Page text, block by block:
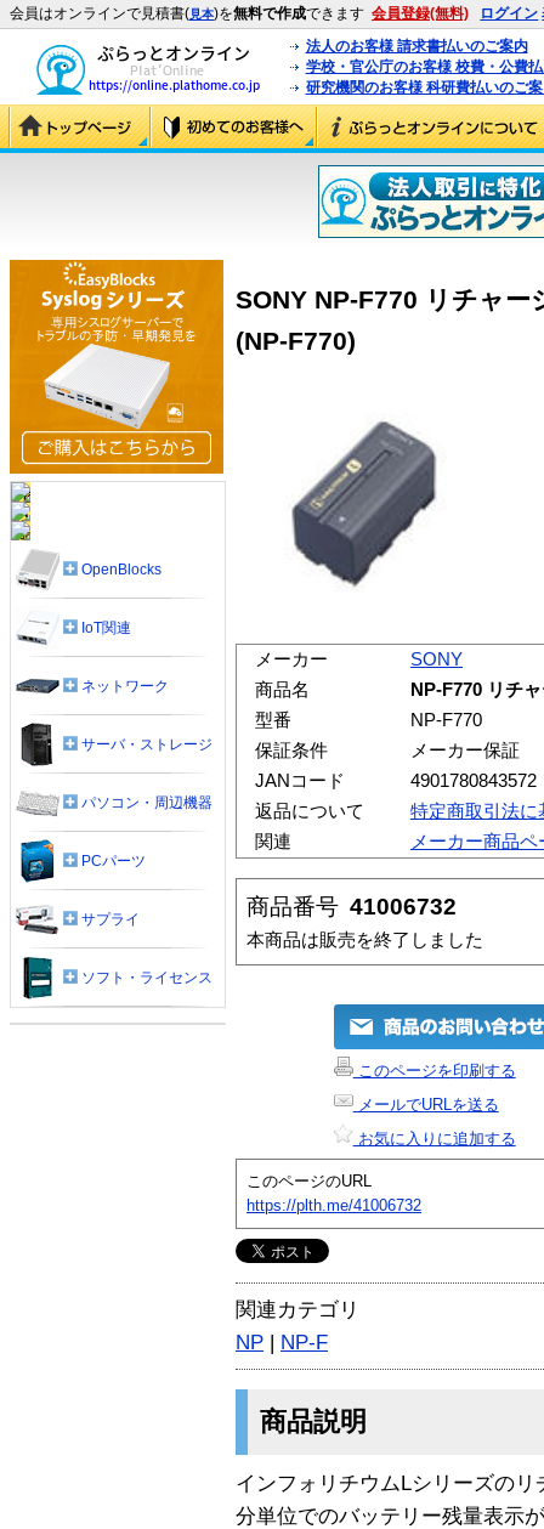
会員はオンラインで見積書(見本)を無料で作成できます 会員登録(無料) ログイン
法人のお客様 請求書払いのご案内
学校・官公庁のお客様 校費・公費
研究機関のお客様 科研費払いのご
SONY NP-F770 リチャ
(NP-F770)
メーカー
SONY
商品名
NP-F770 リチ
型番
NP-F770
保証条件
メーカー保証
JANコード
4901780843572
返品について
特定商取引法に
関連
メーカー商品ペ
商品番号 41006732
本商品は販売を終了しました
このページを印刷する
メールでURLを送る
お気に入りに追加する
このページのURL
https://plth.me/41006732
関連カテゴリ
NP | NP-F
商品説明
インフォリチウムLシリーズの
分単位でのバッテリー残量表示
OpenBlocks
IoT関連
ネットワーク
サーバ・ストレージ
パソコン・周辺機器
PCパーツ
サプライ
ソフト・ライセンス